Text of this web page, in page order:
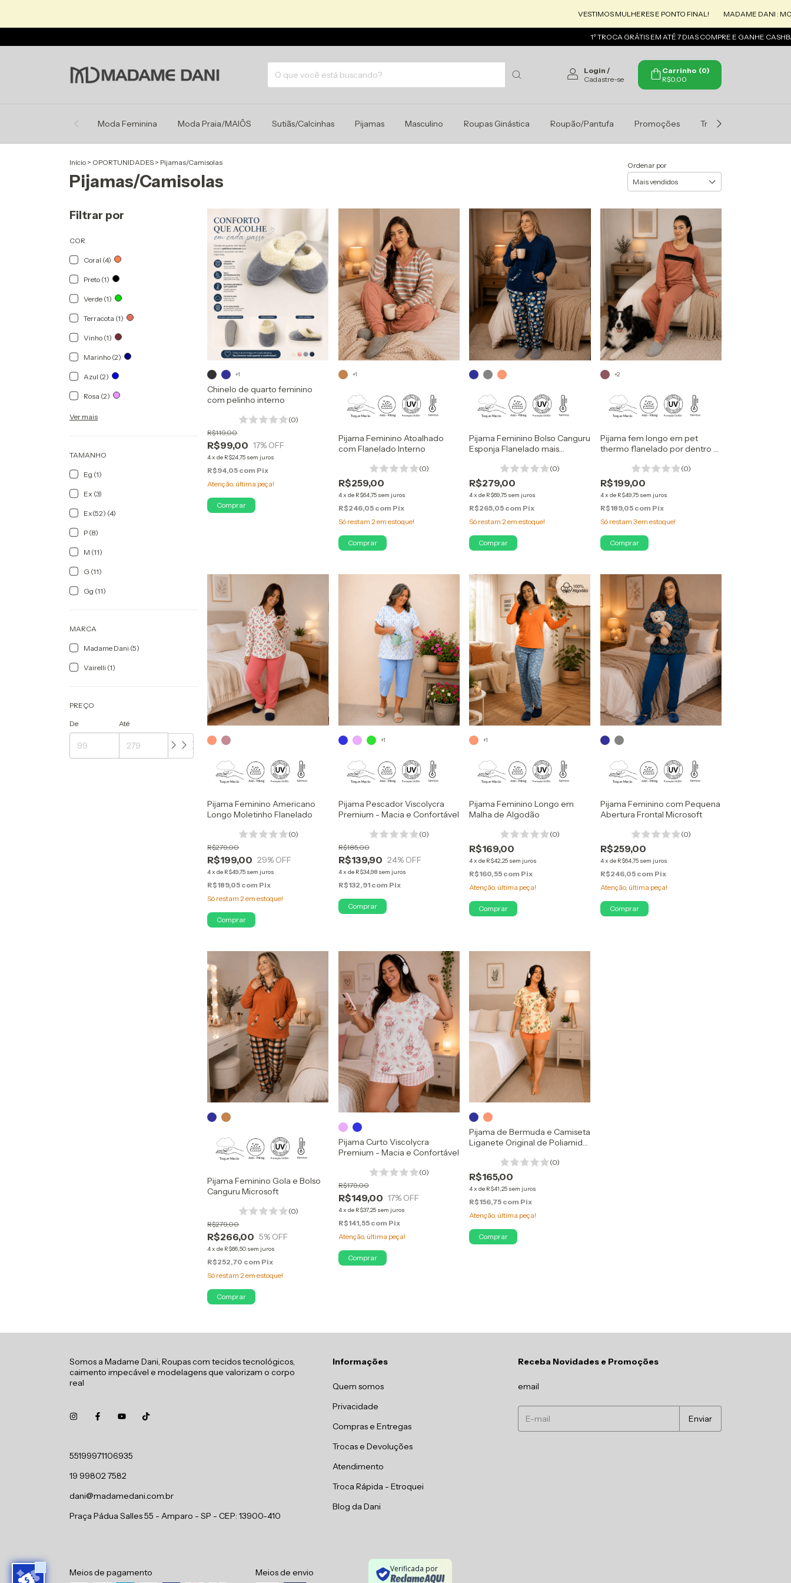
VESTIMOS MULHERES E PONTO FINAL! MADAME DANI : MODA
1º TROCA GRÁTIS EM ATÉ 7 DIAS COMPRE E GANHE CASHBACK
Login /
Cadastre-se
Carrinho (0)
R$0,00
Moda Feminina Moda Praia/MAIÔS Sutiãs/Calcinhas Pijamas Masculino Roupas Ginástica Roupão/Pantufa Promoções Trocas e Devoluçoes
Início > OPORTUNIDADES > Pijamas/Camisolas
Pijamas/Camisolas
Ordenar por
Filtrar por
COR
Coral (4)
Preto (1)
Verde (1)
Terracota (1)
Vinho (1)
Marinho (2)
Azul (2)
Rosa (2)
Ver mais
TAMANHO
Eg (1)
Ex (3)
Ex(52) (4)
P (8)
M (11)
G (11)
Gg (11)
MARCA
Madame Dani (5)
Vairelli (1)
PREÇO
De Até
Chinelo de quarto feminino
com pelinho interno
(0)
R$99,00
R$119,00
17% OFF
4xde R$24,75 sem juros
R$94,05 com Pix
Atenção, última peça!
+1
Comprar
Pijama Feminino Atoalhado
com Flanelado Interno
(0)
R$259,00
4x de R$64,75 sem juros
R$246,05 com Pix
Só restam 2 em estoque!
+1
Comprar
Pijama Feminino Bolso Canguru
Esponja Flanelado mais
(0)
R$279,00
4xde R$69,75 sem juros
R$265,05 com Pix
Só restam2 em estoque!
Comprar
Pijama fem longo em pet
thermo flanelado por dentro -
(0)
R$199,00
4x de R$49,75 sem juros
R$189,05 com Pix
Só restam 3em estoque!
+2
Comprar
Pijama Feminino Americano
Longo Moletinho Flanelado
(0)
R$199,00
R$279,00
29% OFF
4xde R$49,75 sem juros
R$189,05 com Pix
Só restam2 em estoque!
Comprar
Pijama Pescador Viscolycra
Premium - Macia e Confortável
(0)
R$139,90
R$185,00
24% OFF
4x de R$34,98 sem juros
R$132,91 com Pix
+1
Comprar
Pijama Feminino Longo em
Malha de Algodão
(0)
R$169,00
4xde R$42,25 sem juros
R$160,55 com Pix
Atenção, última peça!
+1
Comprar
Pijama Feminino com Pequena
Abertura Frontal Microsoft
(0)
R$259,00
4x de R$64,75 sem juros
R$246,05 com Pix
Atenção, última peça!
Comprar
Pijama Feminino Gola e Bolso
Canguru Microsoft
(0)
R$266,00
R$279,00
5% OFF
4xde R$66,50 sem juros
R$252,70 com Pix
Só restam2 em estoque!
Comprar
Pijama Curto Viscolycra
Premium - Macia e Confortável
(0)
R$149,00
R$179,00
17% OFF
4x de R$37,25 sem juros
R$141,55 com Pix
Atenção, última peça!
Comprar
Pijama de Bermuda e Camiseta
Liganete Original de Poliamida
(0)
R$165,00
4xde R$41,25 sem juros
R$156,75 com Pix
Atenção, última peça!
Comprar
Somos a Madame Dani, Roupas com tecidos tecnológicos,
caimento impecável e modelagens que valorizam o corpo
real
55199971106935
19 99802 7582
dani@madamedani.com.br
Praça Pádua Salles 55 - Amparo - SP - CEP: 13900-410
Informações
Quem somos
Privacidade
Compras e Entregas
Trocas e Devoluções
Atendimento
Troca Rápida - Etroquei
Blog da Dani
Receba Novidades e Promoções
email
Meios de pagamento Meios de envio Verificada por